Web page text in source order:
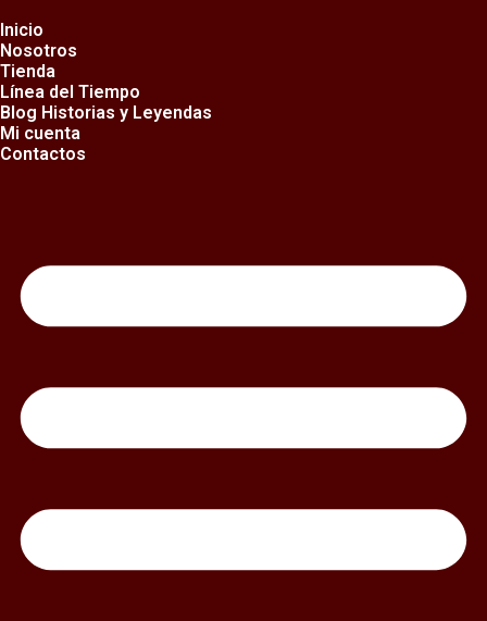
al
contenido
Inicio
Nosotros
Tienda
Línea del Tiempo
Blog Historias y Leyendas
Mi cuenta
Contactos